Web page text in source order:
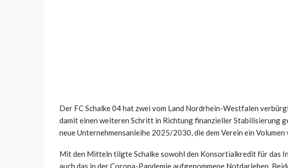
Der FC Schalke 04 hat zwei vom Land Nordrhein-Westfalen
damit einen weiteren Schritt in Richtung finanzieller Stabilisierung
neue Unternehmensanleihe 2025/2030, die dem Verein ein
Mit den Mitteln tilgte Schalke sowohl den Konsortialkredit für das
auch das in der Corona-Pandemie aufgenommene Notdarlehen.